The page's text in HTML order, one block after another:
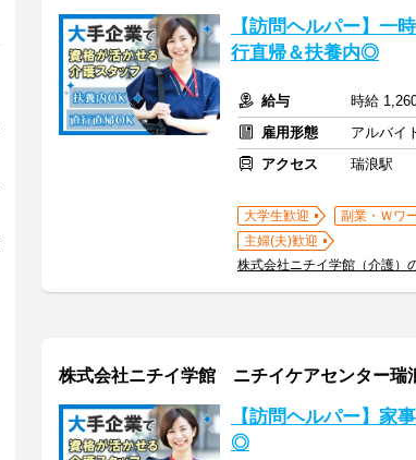
【訪問ヘルパー】一
行直帰＆扶養内◎
給与
時給
雇用形態
アルバイ
アクセス
瑞浪駅
大学生歓迎 副業・Ｗワ
主婦(夫)歓迎
株式会社ニチイ学館（介護）
株式会社ニチイ学館 ニチイケアセンター瑞
【訪問ヘルパー】家
◎